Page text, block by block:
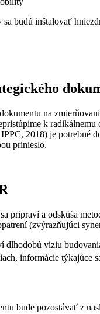
budú inštalovať
na
k radikálnemu
2018) je potrebné
prinieslo.
pripraví a odskúša
(zvýrazňujúci
dlhodobú víziu
informácie týkajúce
bude pozostávať z